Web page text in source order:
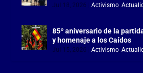
Jul 18, 2026 |Activismo ,
85º aniversario de la
y homenaje a los Caídos
Jul 15, 2026 |Activismo ,